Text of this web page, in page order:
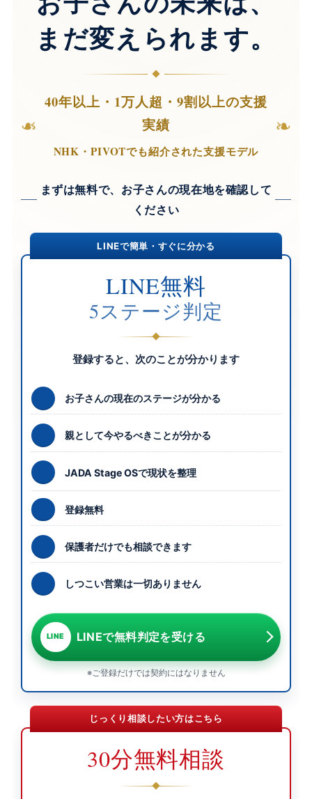
まだ変えられます。
❧
40年以上・1万人超・9割以上の支援
実績
NHK・PIVOTでも紹介された支援モデル
❧
まずは無料で、お子さんの現在地を確認して
ください
LINEで簡単・すぐに分かる
LINE無料
5ステージ判定
登録すると、次のことが分かります
お子さんの現在のステージが分かる
親として今やるべきことが分かる
JADA Stage OSで現状を整理
登録無料
保護者だけでも相談できます
しつこい営業は一切ありません
LINE LINEで無料判定を受ける
※ご登録だけでは契約にはなりません
じっくり相談したい方はこちら
30分無料相談